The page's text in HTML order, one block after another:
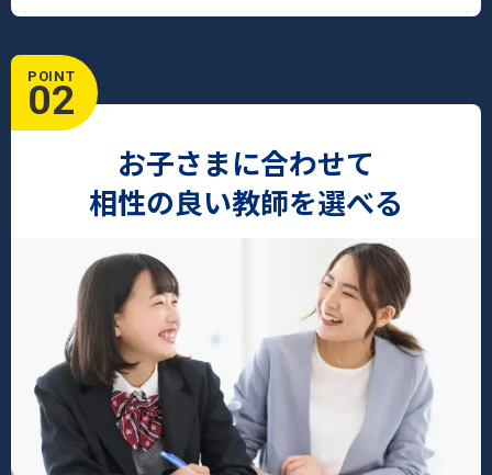
POINT
02
お子さまに合わせて
相性の良い教師を選べる